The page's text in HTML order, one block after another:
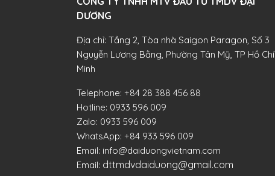
DƯƠNG​
Địa chỉ: Tầng 2, Tòa nhà Saigon Paragon, Số 3
Nguyễn Lương Bằng, Phường Tân Mỹ, TP Hồ Chí
Minh
Telephone: +84 28 388 456 88
Hotline: 0933 596 009
Zalo: 0933 596 009
WhatsApp: +84 933 596 009
Email: info@daiduongvietnam.com
Email: dttmdvdaiduong@gmail.com